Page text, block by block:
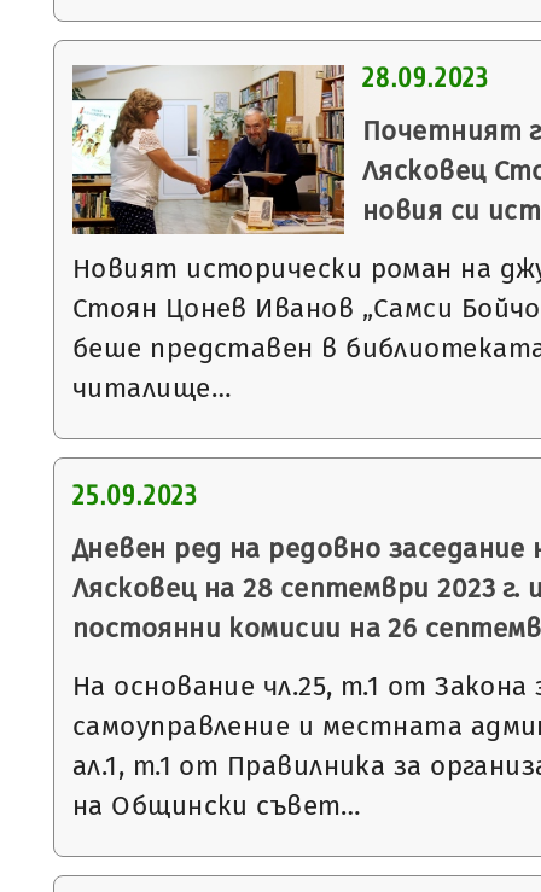
28.09.2023
Почетният
Лясковец
новия си
Новият исторически роман на
Стоян Цонев Иванов „Самси
беше представен в
читалище…
25.09.2023
Дневен ред на редовно
Лясковец на 28 септември 2023 г.
постоянни комисии на 26
На основание чл.25, т.1 от
самоуправление и местната
ал.1, т.1 от Правилника за
на Общински съвет…